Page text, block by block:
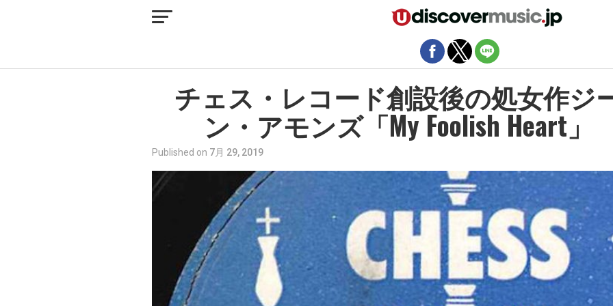
チェス・レコード創設後の処女作ジ
ン・アモンズ「My Foolish Heart」
Published on 7月 29, 2019
モバイルバージョンを終了